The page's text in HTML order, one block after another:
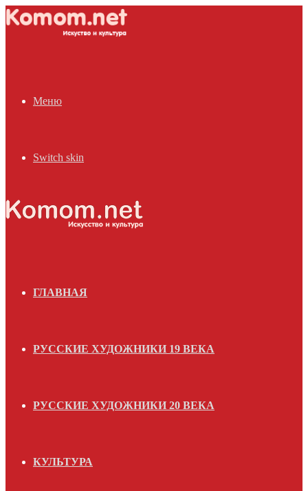
Меню
Switch skin
ГЛАВНАЯ
РУССКИЕ ХУДОЖНИКИ 19 ВЕКА
РУССКИЕ ХУДОЖНИКИ 20 ВЕКА
КУЛЬТУРА